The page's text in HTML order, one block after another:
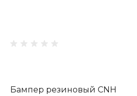
Бампер резиновый CNH